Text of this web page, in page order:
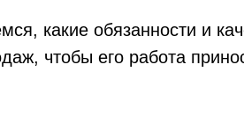
какие обязанности и
чтобы его работа